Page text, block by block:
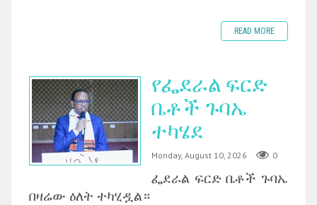
READ MORE
የፌደራል ፍርድ
ቤቶች ጉባኤ
ተካሄደ
Monday, August 10, 2026 0
ፌደራል ፍርድ ቤቶች ጉባኤ
በዛሬው ዕለት ተካሂዷል።